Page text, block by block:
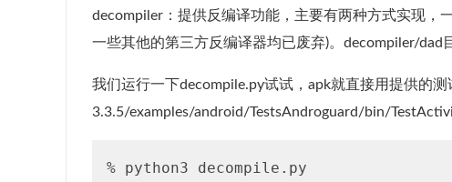
decompiler：提供反编译功能，主要有两种方式实现，
一些其他的第三方反编译器均已废弃)。decompiler/dad
我们运行一下decompile.py试试，apk就直接用提供的测
3.3.5/examples/android/TestsAndroguard/bin/
% python3 decompile.py